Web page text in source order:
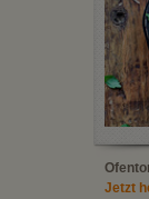
Jetzt